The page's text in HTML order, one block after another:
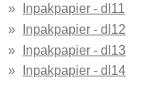
Inpakpapier - dl11
Inpakpapier - dl12
Inpakpapier - dl13
Inpakpapier - dl14